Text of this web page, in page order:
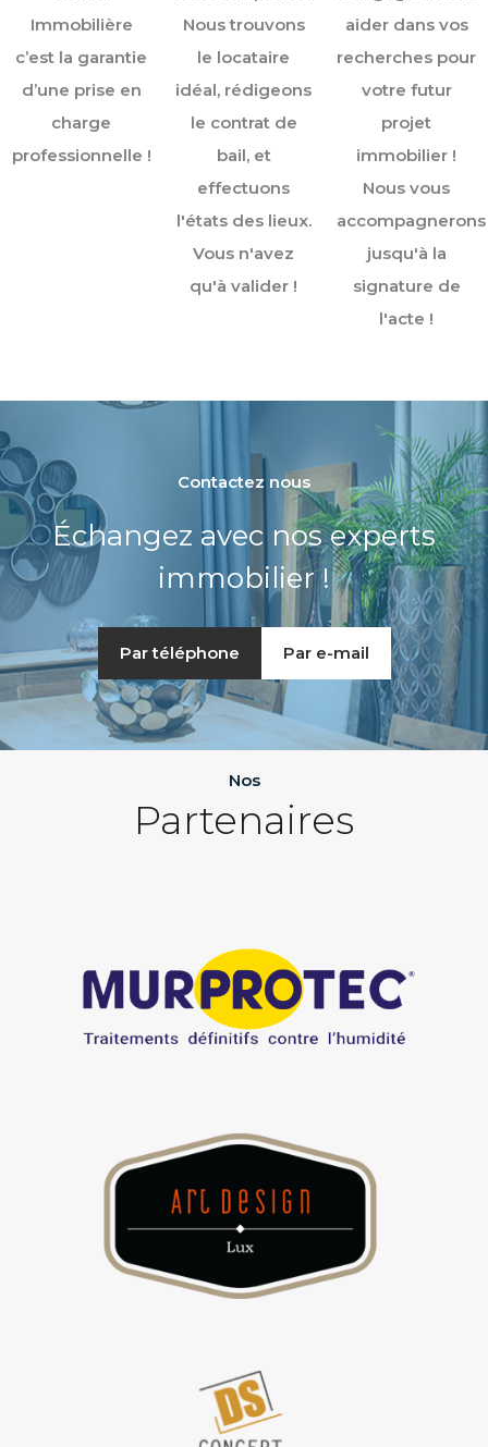
Immobilière
c’est la garantie
d’une prise en
charge
professionnelle !
Nous trouvons
le locataire
idéal, rédigeons
le contrat de
bail, et
effectuons
l'états des lieux.
Vous n'avez
qu'à valider !
aider dans vos
recherches pour
votre futur
projet
immobilier !
Nous vous
accompagnerons
jusqu'à la
signature de
l'acte !
Contactez nous
Échangez avec nos experts
immobilier !
Par téléphone Par e-mail
Nos
Partenaires